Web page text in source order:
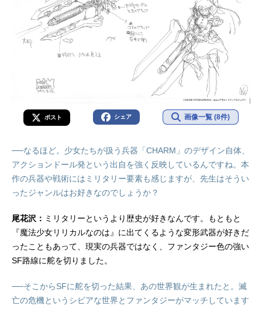
ポスト シェア 画像一覧 (8件)
──なるほど。少女たちが扱う兵器「CHARM」のデザイン自体、
アクションドール発という出自を強く反映しているんですね。本
作の兵器や戦術にはミリタリー要素も感じますが、先生はそうい
ったジャンルはお好きなのでしょうか？
尾花沢： ミリタリーというより歴史が好きなんです。もともと
『魔法少女リリカルなのは』に出てくるような変形武器が好きだ
ったこともあって、現実の兵器ではなく、ファンタジー色の強い
SF路線に舵を切りました。
──そこからSFに舵を切った結果、あの世界観が生まれたと。滅
亡の危機というシビアな世界とファンタジーがマッチしています